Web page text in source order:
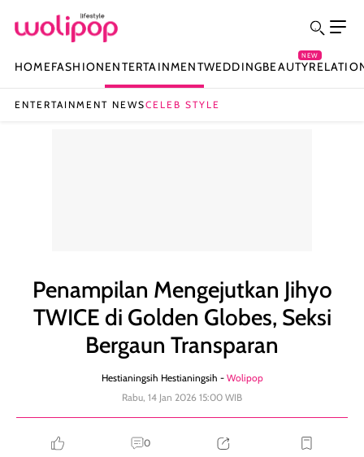
HOMEFASHIONENTERTAINMENTWEDDINGBEAUTY
NEW
ENTERTAINMENT NEWSCELEB STYLE
Penampilan Mengejutkan Jihyo
TWICE di Golden Globes, Seksi
Bergaun Transparan
Hestianingsih Hestianingsih - Wolipop
Rabu, 14 Jan 2026 15:00 WIB
0